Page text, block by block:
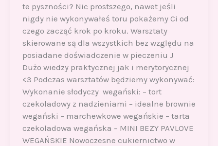
te pyszności? Nic prostszego, nawet jeśli
nigdy nie wykonywałeś toru pokażemy Ci od
czego zacząć krok po kroku. Warsztaty
skierowane są dla wszystkich bez względu na
posiadane doświadczenie w pieczeniu J
Dużo wiedzy praktycznej jak i merytorycznej
<3 Podczas warsztatów będziemy wykonywać:
Wykonanie słodyczy wegański: – tort
czekoladowy z nadzieniami – idealne brownie
wegański – marchewkowe wegańskie – tarta
czekoladowa wegańska – MINI BEZY PAVLOVE
WEGAŃSKIE Nowoczesne cukiernictwo w